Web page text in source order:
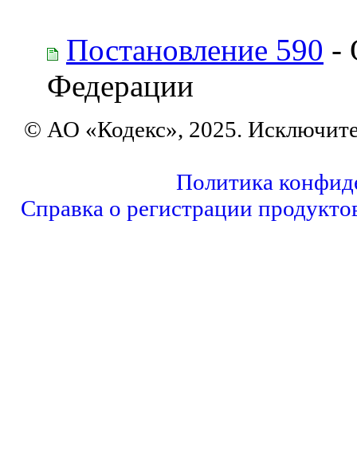
Постановление 590 -
Федерации
© АО «Кодекс», 2025.
Политика
Справка о регистрации